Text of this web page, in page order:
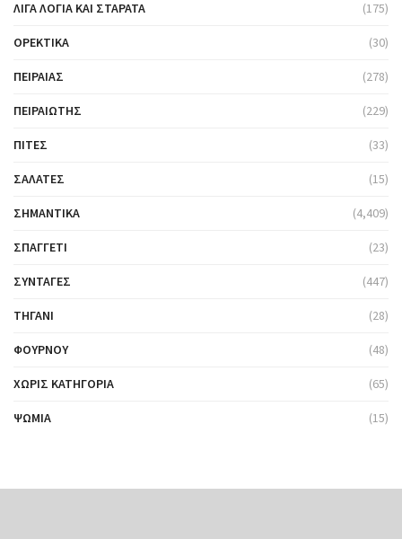
ΛΊΓΑ ΛΌΓΙΑ ΚΑΙ ΣΤΑΡΆΤΑ (175)
ΟΡΕΚΤΙΚΆ (30)
ΠΕΙΡΑΙΆΣ (278)
ΠΕΙΡΑΙΏΤΗΣ (229)
ΠΊΤΕΣ (33)
ΣΑΛΆΤΕΣ (15)
ΣΗΜΑΝΤΙΚΆ (4,409)
ΣΠΑΓΓΈΤΙ (23)
ΣΥΝΤΑΓΈΣ (447)
ΤΗΓΆΝΙ (28)
ΦΟΎΡΝΟΥ (48)
ΧΩΡΊΣ ΚΑΤΗΓΟΡΊΑ (65)
ΨΩΜΙΆ (15)